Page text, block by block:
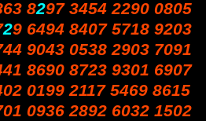
8297 3454 2290 0805
29 6494 8407 5718 9203
9043 0538 2903 7091
8690 8723 9301 6907
0199 2117 5469 8615
0936 2892 6032 1502